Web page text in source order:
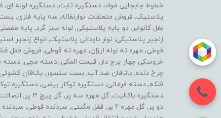
خطوط جابجایی مواد، دستگیره ثابت, دستگیره لوله
پلاستیک, فروش متعلقات نوارنقاله, سه پایه
بغل کانوایر, دو پایه پلاستیکی, لوله سبز گرد, پایه
زنجیر پلاستیکی, نوار ناودانی پلاستیک, انواع
قوطی, مهره ته لوله ارزان, مهره ته قوطی, فروش قفل
خروسکی چهار پرچ دار, قیمت المکی, دسته مچی, دسته
چرخ دنده, یاتاقان ضد آب, بست سنسور, یاتاقان
فلکه, دسته فرمانی, دستگیره توکار بیضی, دستگیره
دستگیره
دو پر, گل مهره 2 پر, قفل مگنتی, سردنده